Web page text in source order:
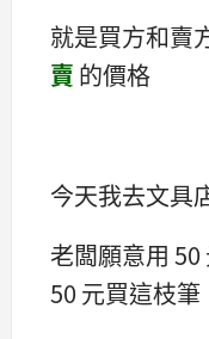
就是買方和賣
賣 的價格
今天我去文具
老闆願意用
50 元買這枝筆